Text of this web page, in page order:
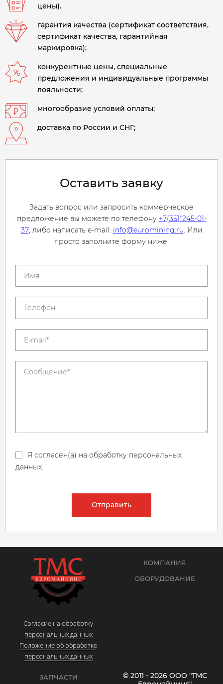
цены).
гарантия качества (сертификат соответствия,
сертификат качества, гарантийная
маркировка);
конкурентные цены, специальные
предложения и индивидуальные программы
лояльности;
многообразие условий оплаты;
доставка по России и СНГ;
Оставить заявку
Задать вопрос или запросить коммерческое
предложение вы можете по телефону +7(351)245-01-
37, либо написать e-mail: info@euromining.ru. Или
просто заполните форму ниже:
Я согласен(а) на обработку персональных
данных.
Отправить
Согласие на обработку
персональных данных
Положение об обработке
персональных данных
КОМПАНИЯ
ОБОРУДОВАНИЕ
ЗАПЧАСТИ
© 2011 - 2026 ООО "ТМС